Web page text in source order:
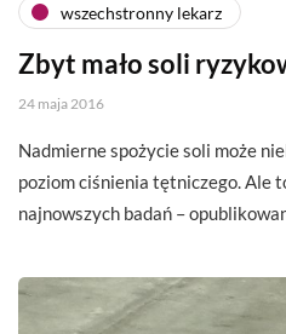
wszechstronny lekarz
Zbyt mało soli
24 maja 2016
Nadmierne spożycie soli może
poziom ciśnienia tętniczego. Ale
najnowszych badań –